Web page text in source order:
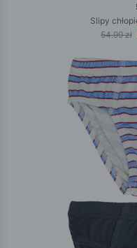
Slipy
54.99 zł